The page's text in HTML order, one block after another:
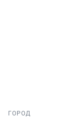
ГОРОД